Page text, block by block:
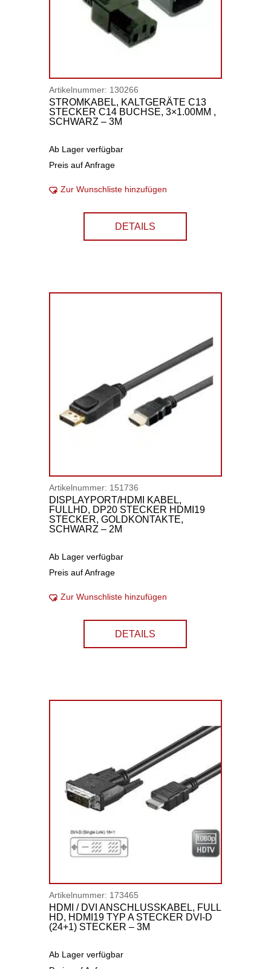
Artikelnummer: 130266
STROMKABEL, KALTGERÄTE C13
STECKER C14 BUCHSE, 3×1.00MM ,
SCHWARZ – 3M
Ab Lager verfügbar
Preis auf Anfrage
Zur Wunschliste hinzufügen
DETAILS
Artikelnummer: 151736
DISPLAYPORT/HDMI KABEL,
FULLHD, DP20 STECKER HDMI19
STECKER, GOLDKONTAKTE,
SCHWARZ – 2M
Ab Lager verfügbar
Preis auf Anfrage
Zur Wunschliste hinzufügen
DETAILS
Artikelnummer: 173465
HDMI / DVI ANSCHLUSSKABEL, FULL
HD, HDMI19 TYP A STECKER DVI-D
(24+1) STECKER – 3M
Ab Lager verfügbar